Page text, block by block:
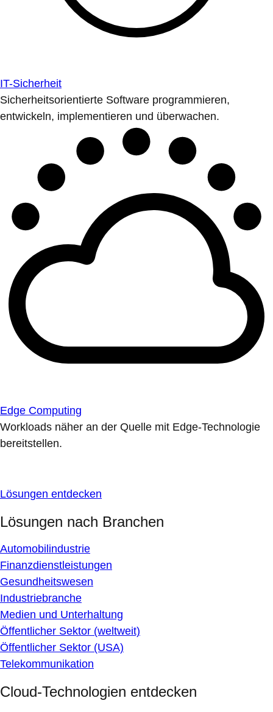
IT-Sicherheit
Sicherheitsorientierte Software programmieren,
entwickeln, implementieren und überwachen.
Edge Computing
Workloads näher an der Quelle mit Edge-Technologie
bereitstellen.
Lösungen entdecken
Lösungen nach Branchen
Automobilindustrie
Finanzdienstleistungen
Gesundheitswesen
Industriebranche
Medien und Unterhaltung
Öffentlicher Sektor (weltweit)
Öffentlicher Sektor (USA)
Telekommunikation
Cloud-Technologien entdecken